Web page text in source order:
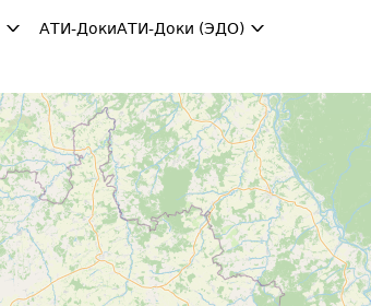
АТИ-ДокиАТИ-Доки (ЭДО)